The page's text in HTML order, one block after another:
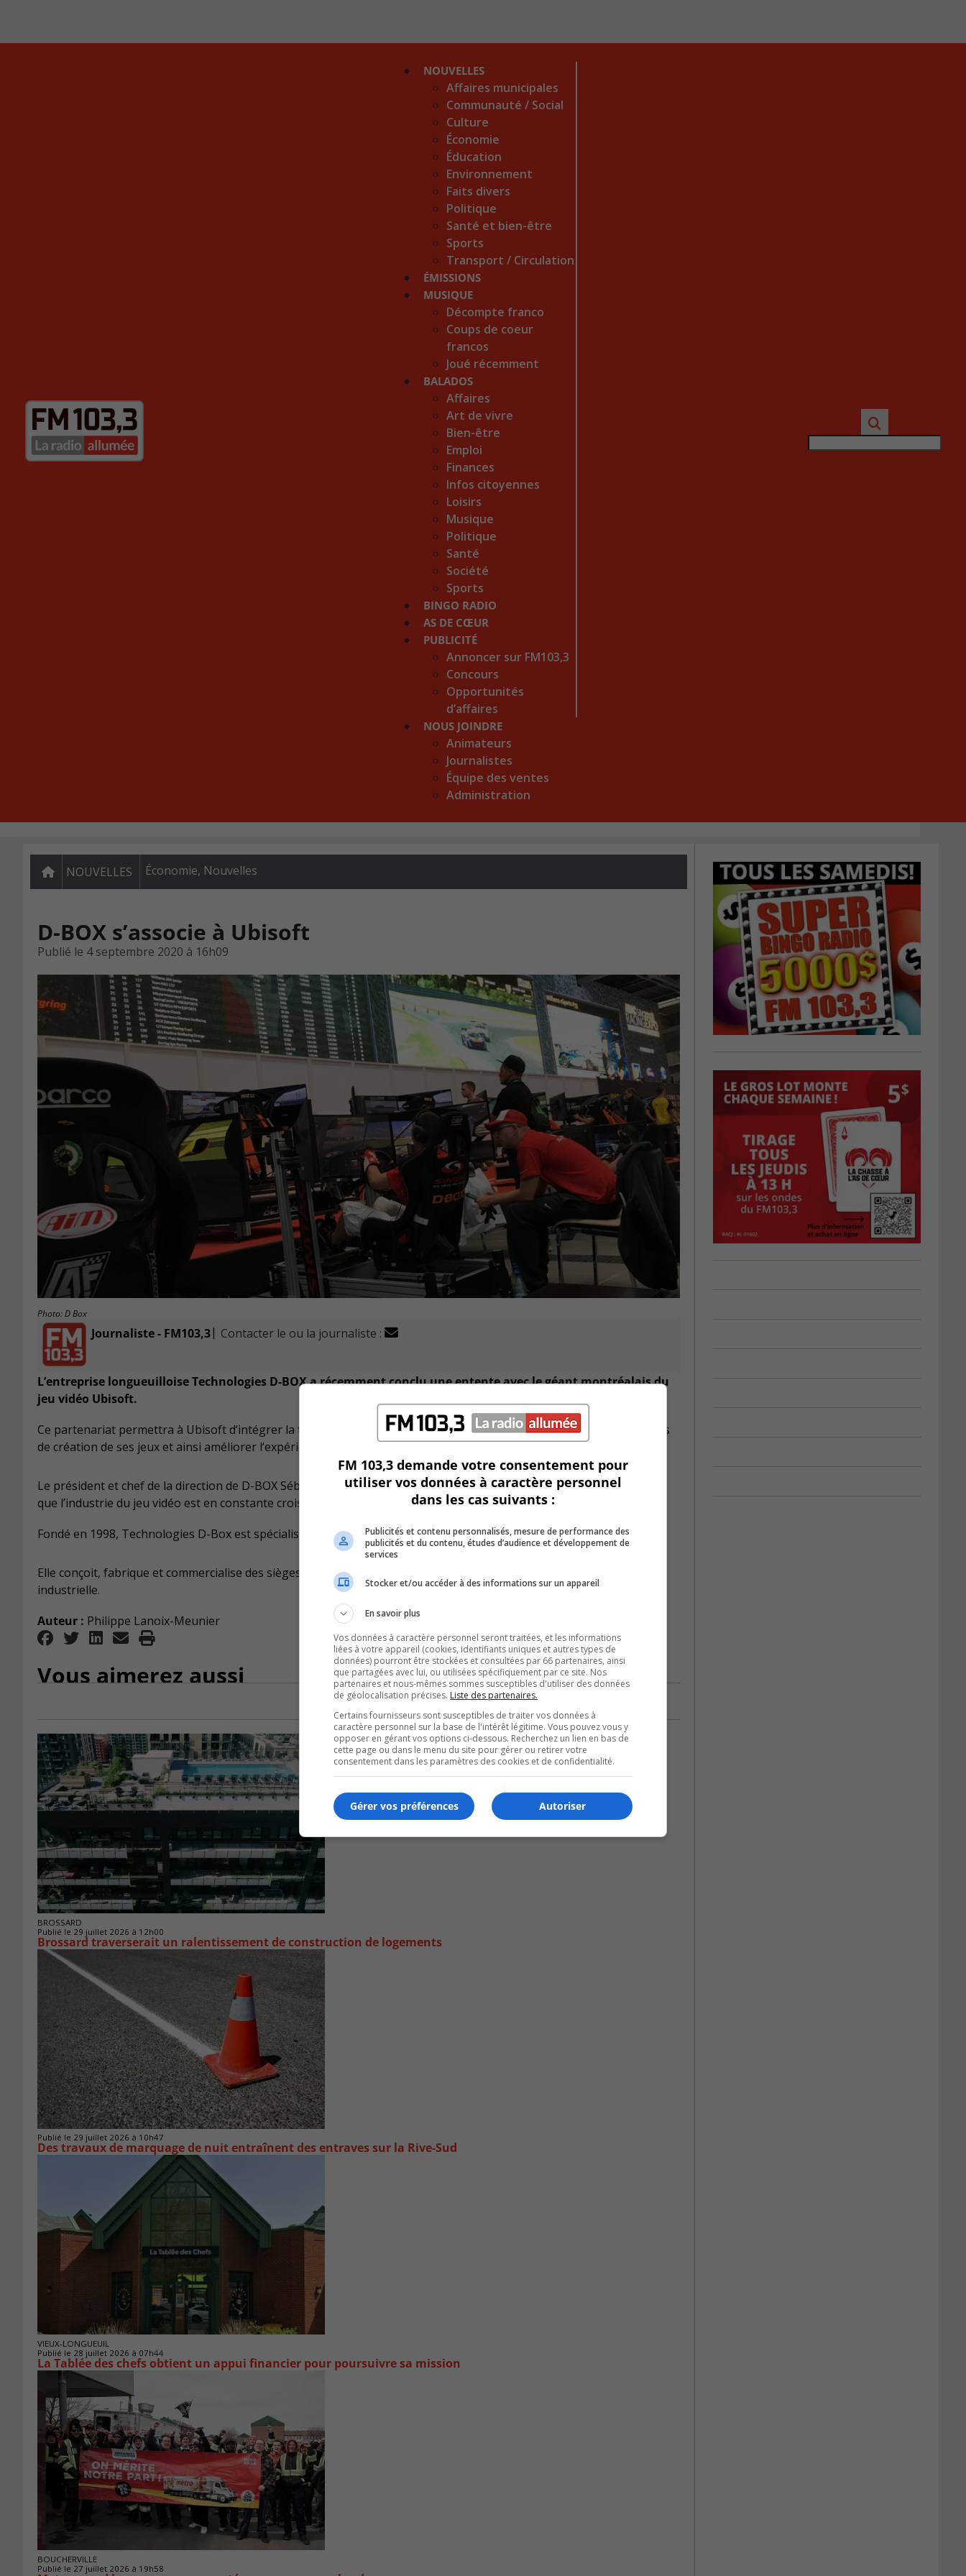
NOUVELLES
Affaires municipales
Communauté / Social
Culture
Économie
Éducation
Environnement
Faits divers
Politique
Santé et bien-être
Sports
Transport / Circulation
ÉMISSIONS
MUSIQUE
Décompte franco
Coups de coeur
francos
Joué récemment
BALADOS
Affaires
Art de vivre
Bien-être
Emploi
Finances
Infos citoyennes
Loisirs
Musique
Politique
Santé
Société
Sports
BINGO RADIO
AS DE CŒUR
PUBLICITÉ
Annoncer sur FM103,3
Concours
Opportunités
d’affaires
NOUS JOINDRE
Animateurs
Journalistes
Équipe des ventes
Administration
NOUVELLES Économie, Nouvelles
D-BOX s’associe à Ubisoft
Publié le 4 septembre 2020 à 16h09
Photo: D Box
Journaliste - FM103,3| Contacter le ou la journaliste :
L’entreprise longueuilloise Technologies D-BOX a récemment conclu une entente avec le géant montréalais du
jeu vidéo Ubisoft.
Ce partenariat permettra à Ubisoft d’intégrer la technologie de mouvement développée par D-BOX dans le processus
de création de ses jeux et ainsi améliorer l’expérience d’immersion des joueurs.
Le président et chef de la direction de D-BOX Sébastien Mailhot s’est dit ravi de ce nouveau partenariat et a souligné
que l’industrie du jeu vidéo est en constante croissance partout dans le monde.
Fondé en 1998, Technologies D-Box est spécialisée dans la réalité virtuelle et le divertissement immersif.
Elle conçoit, fabrique et commercialise des sièges mobiles destinés aux marchés du divertissement et de la simulation
industrielle.
Auteur : Philippe Lanoix-Meunier
Vous aimerez aussi
BROSSARD
Publié le 29 juillet 2026 à 12h00
Brossard traverserait un ralentissement de construction de logements
Publié le 29 juillet 2026 à 10h47
Des travaux de marquage de nuit entraînent des entraves sur la Rive-Sud
VIEUX-LONGUEUIL
Publié le 28 juillet 2026 à 07h44
La Tablée des chefs obtient un appui financier pour poursuivre sa mission
BOUCHERVILLE
Publié le 27 juillet 2026 à 19h58
FM 103,3 demande votre consentement pour
utiliser vos données à caractère personnel
dans les cas suivants :
Publicités et contenu personnalisés, mesure de performance des
publicités et du contenu, études d’audience et développement de
services
Stocker et/ou accéder à des informations sur un appareil
En savoir plus
Vos données à caractère personnel seront traitées, et les informations
liées à votre appareil (cookies, identifiants uniques et autres types de
données) pourront être stockées et consultées par 66 partenaires, ainsi
que partagées avec lui, ou utilisées spécifiquement par ce site. Nos
partenaires et nous-mêmes sommes susceptibles d'utiliser des données
de géolocalisation précises. Liste des partenaires.
Certains fournisseurs sont susceptibles de traiter vos données à
caractère personnel sur la base de l'intérêt légitime. Vous pouvez vous y
opposer en gérant vos options ci-dessous. Recherchez un lien en bas de
cette page ou dans le menu du site pour gérer ou retirer votre
consentement dans les paramètres des cookies et de confidentialité.
Autoriser
Gérer vos préférences